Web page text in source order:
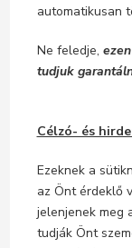
automatikusan
Ne feledje,
tudjuk
Célzó- és
Ezeknek a
az Önt érdeklő
jelenjenek meg
tudják Önt